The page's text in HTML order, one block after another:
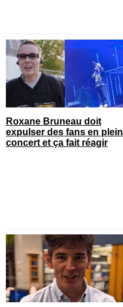
Roxane Bruneau doit
expulser des fans en plein
concert et ça fait réagir